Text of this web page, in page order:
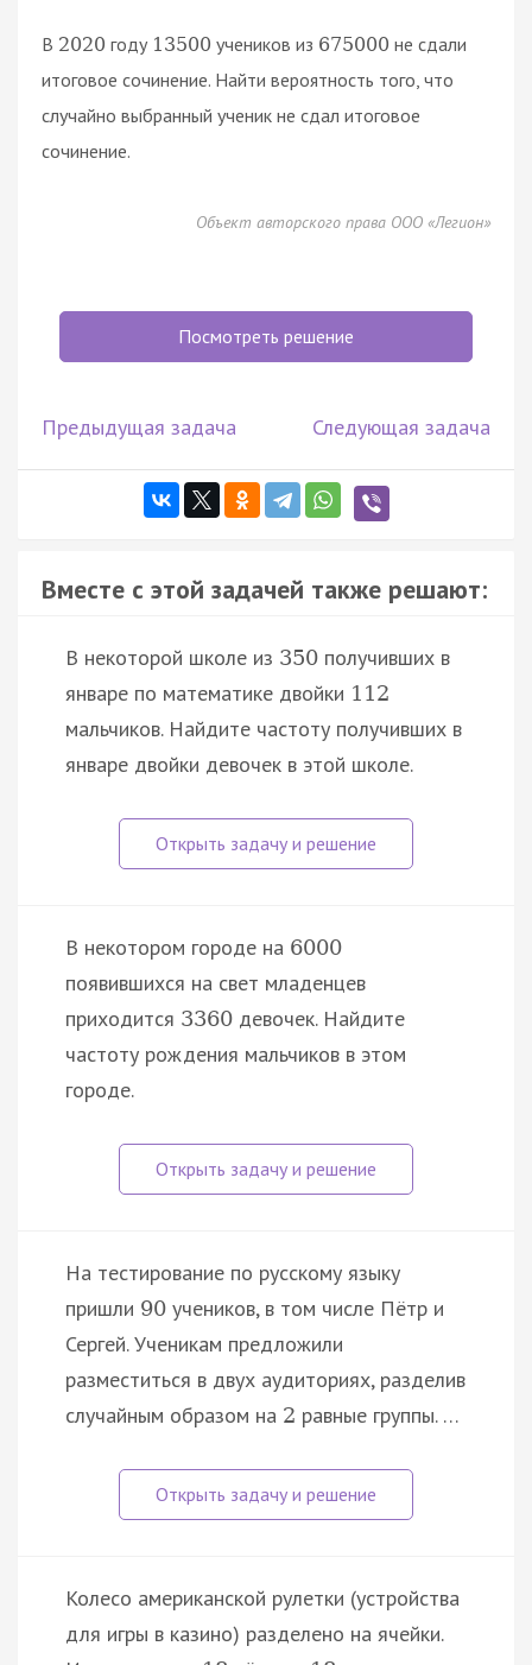
В 2020 году 13500 учеников из 675000 не сдали
итоговое сочинение. Найти вероятность того, что
случайно выбранный ученик не сдал итоговое
сочинение.
Объект авторского права ООО «Легион»
Посмотреть решение
Предыдущая задача Следующая задача
Вместе с этой задачей также решают:
В некоторой школе из 350 получивших в
январе по математике двойки 112
мальчиков. Найдите частоту получивших в
январе двойки девочек в этой школе.
В некотором городе на 6000
появившихся на свет младенцев
приходится 3360 девочек. Найдите
частоту рождения мальчиков в этом
городе.
На тестирование по русскому языку
пришли 90 учеников, в том числе Пётр и
Сергей. Ученикам предложили
разместиться в двух аудиториях, разделив
случайным образом на 2 равные группы. …
Колесо американской рулетки (устройства
для игры в казино) разделено на ячейки.